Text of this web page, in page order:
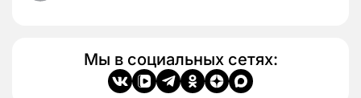
Мы в социальных сетях: